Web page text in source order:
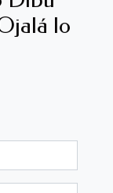
lo